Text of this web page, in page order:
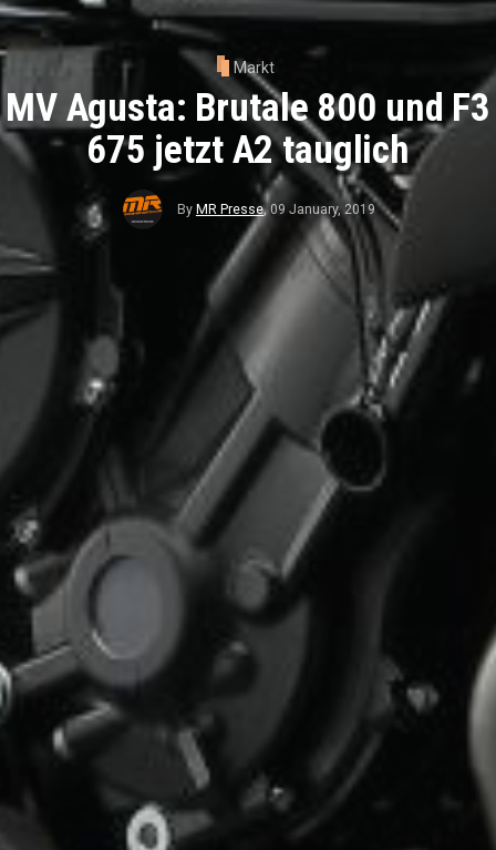
Markt
MV Agusta: Brutale 800 und F3
675 jetzt A2 tauglich
By MR Presse, 09 January, 2019